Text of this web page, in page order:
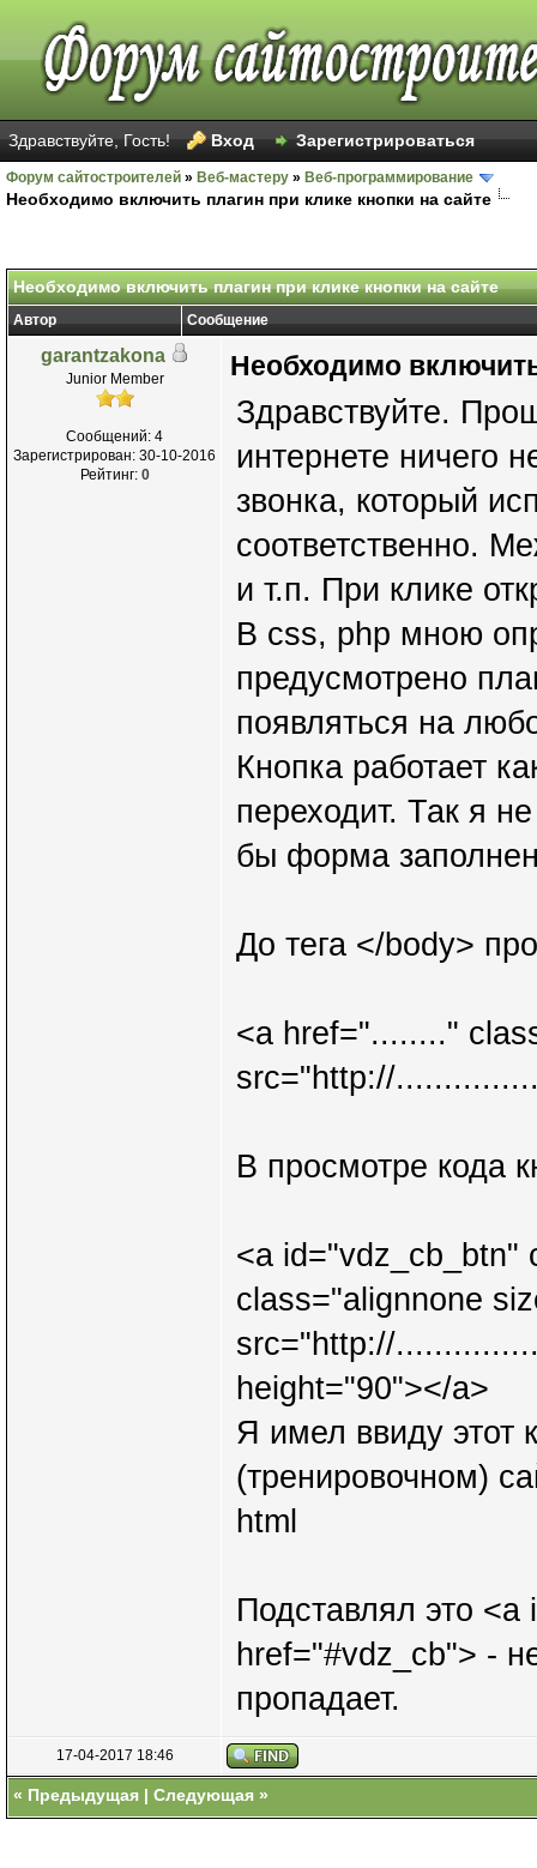
Здравствуйте, Гость! Вход Зарегистрироваться
Форум сайтостроителей » Веб-мастеру » Веб-программирование
Необходимо включить плагин при клике кнопки на сайте
Необходимо включить плагин при клике кнопки на сайте
Автор Сообщение
garantzakona
Junior Member
Сообщений: 4
Зарегистрирован: 30-10-2016
Рейтинг: 0
Необходимо
Здравствуйте.
интернете ничего
звонка, который
соответственно.
и т.п. При клике
В css, php мною
предусмотрено
появляться на
Кнопка работает
переходит. Так я
бы форма
До тега </body>
<a href="........"
src="http://
В просмотре кода
<a id="vdz_cb_btn"
class="alignnone
src="http://
height="90"></a>
Я имел ввиду этот
(тренировочном)
html
Подставлял это
href="#vdz_cb"> -
пропадает.
17-04-2017 18:46
« Предыдущая | Следующая »